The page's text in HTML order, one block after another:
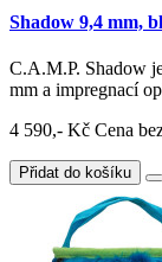
Shadow 9,4 mm,
C.A.M.P. Shadow
mm a impregnací
4 590,- Kč Cena
Přidat do košíku